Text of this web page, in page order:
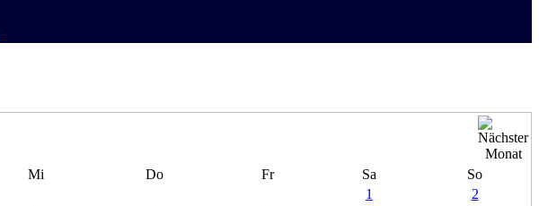
Mi Do Fr Sa
So
1
2